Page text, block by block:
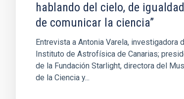
hablando del cielo, de
de comunicar la ciencia”
Entrevista a Antonia Varela, investigadora
Instituto de Astrofísica de Canarias;
de la Fundación Starlight, directora del
de la Ciencia y...